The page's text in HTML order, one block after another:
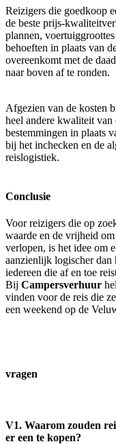
Reizigers die goedkoop
de beste prijs-
plannen,
behoeften in plaats van
overeenkomt met de
naar boven af te ronden.
Afgezien van de kosten
heel andere kwaliteit
bestemmingen in plaats
bij het inchecken en de
reislogistiek.
Conclusie
Voor reizigers die op
waarde en de vrijheid
verlopen, is het idee om
aanzienlijk logischer dan
iedereen die af en toe
Bij Campersverhuur
vinden voor de reis die
een weekend op de
vragen
V1. Waarom zouden
er een te kopen?